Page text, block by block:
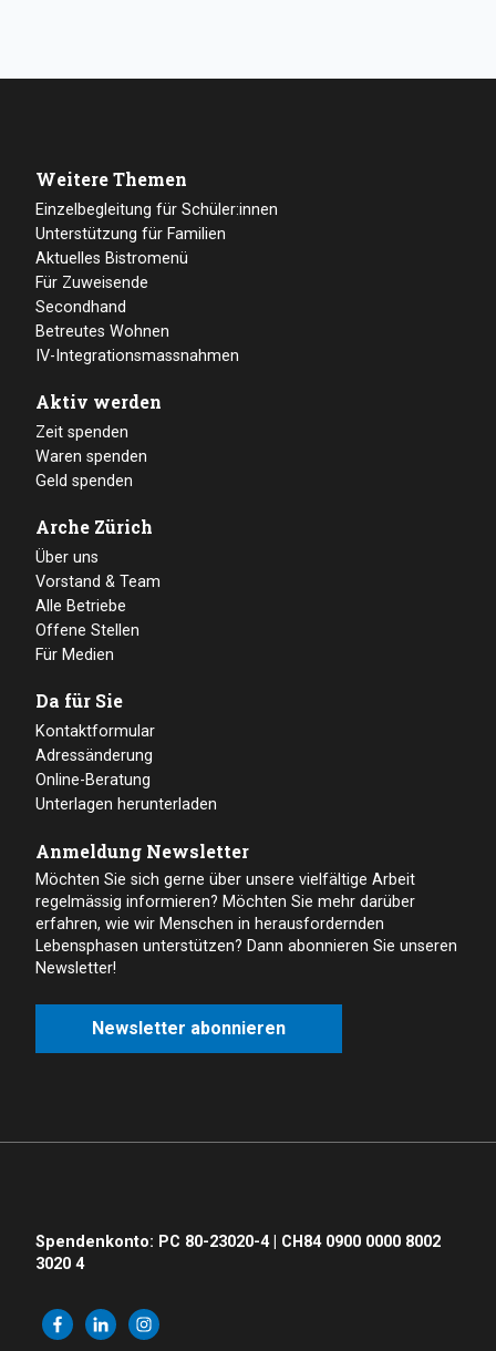
Weitere Themen
Einzelbegleitung für Schüler:innen
Unterstützung für Familien
Aktuelles Bistromenü
Für Zuweisende
Secondhand
Betreutes Wohnen
IV-Integrationsmassnahmen
Aktiv werden
Zeit spenden
Waren spenden
Geld spenden
Arche Zürich
Über uns
Vorstand & Team
Alle Betriebe
Offene Stellen
Für Medien
Da für Sie
Kontaktformular
Adressänderung
Online-Beratung
Unterlagen herunterladen
Anmeldung Newsletter
Möchten Sie sich gerne über unsere vielfältige Arbeit
regelmässig informieren? Möchten Sie mehr darüber
erfahren, wie wir Menschen in herausfordernden
Lebensphasen unterstützen? Dann abonnieren Sie unseren
Newsletter!
Newsletter abonnieren
Spendenkonto: PC 80-23020-4 | CH84 0900 0000 8002
3020 4